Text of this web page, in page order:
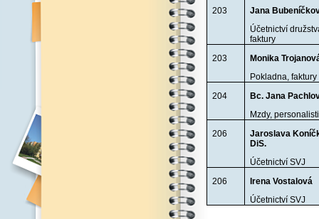
203
Jana
Účetnictví
faktury
203
Monika
Pokladna, faktury
204
Bc. Jana
Mzdy,
206
Jaroslava
DiS.
Účetnictví SVJ
206
Irena Vostalová
Účetnictví SVJ